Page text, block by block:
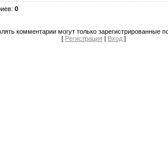
: 0
комментарии могут только зарегистрированные
[ Регистрация Вход ]